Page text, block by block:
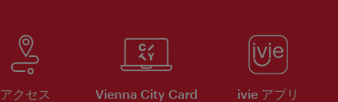
アクセス Vienna City Card ivie アプリ